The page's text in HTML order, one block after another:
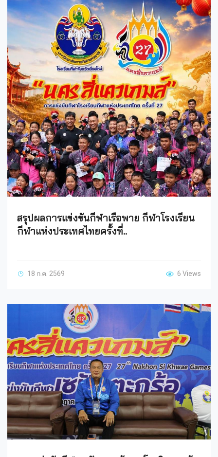
สรุปผลการแข่งขันกีฬาเรือพาย กีฬาโรงเรียน
กีฬาแห่งประเทศไทยครั้งที่..
18 ก.ค. 2569 6 Views